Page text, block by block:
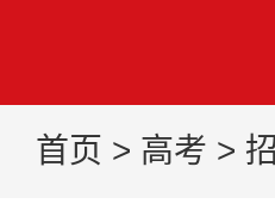
首页 > 高考 >